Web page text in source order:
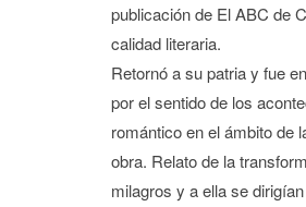
publicación de El ABC de
calidad literaria.
Retornó a su patria y fue
por el sentido de los
romántico en el ámbito de
obra. Relato de la
milagros y a ella se